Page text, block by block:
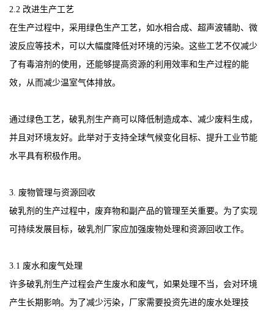
2.2 改进生产工艺
在生产过程中，采用绿色生产工艺，如水相合成、超声波辅助、微
波反应等技术，可以大幅度降低对环境的污染。这些工艺不仅减少
了有毒溶剂的使用，还能够提高资源的利用效率和生产过程的能
效，从而减少温室气体排放。
通过绿色工艺，破乳剂生产商可以降低制造成本、减少废料生成，
并且对环境友好。此举对于支持全球气候变化目标、提升工业节能
水平具有积极作用。
3. 废物管理与资源回收
破乳剂的生产过程中，废弃物和副产品的管理至关重要。为了实现
可持续发展目标，破乳剂厂家应加强废物处理和资源回收工作。
3.1 废水和废气处理
许多破乳剂生产过程会产生废水和废气，如果处理不当，会对环境
产生长期影响。为了减少污染，厂家需要投资先进的废水处理技